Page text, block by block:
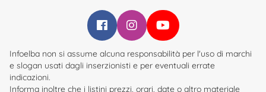
Infoelba su Facebook
Infoelba su Instagram
Infoelba su YouTube
Infoelba non si assume alcuna responsabilità per l'uso di marchi
e slogan usati dagli inserzionisti e per eventuali errate
indicazioni.
Informa inoltre che i listini prezzi, orari, date o altro materiale